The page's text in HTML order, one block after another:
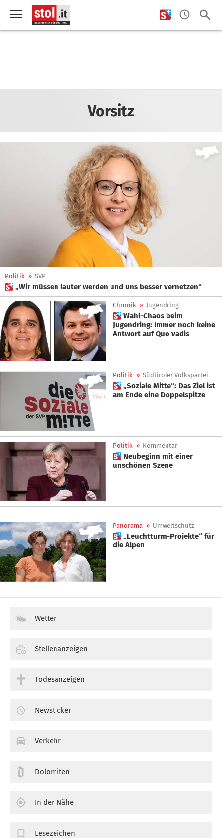
Vorsitz
Politik » SVP
 „Wir müssen lauter werden und uns besser vernetzen“
Chronik » Jugendring
 Wahl-Chaos beim
Jugendring: Immer noch keine
Antwort auf Quo vadis
Politik » Südtiroler Volkspartei
 „Soziale Mitte“: Das Ziel ist
am Ende eine Doppelspitze
Politik » Kommentar
 Neubeginn mit einer
unschönen Szene
Panorama » Umweltschutz
 „Leuchtturm-Projekte“ für
die Alpen
Wetter
Stellenanzeigen
Todesanzeigen
Newsticker
Verkehr
Dolomiten
In der Nähe
Lesezeichen